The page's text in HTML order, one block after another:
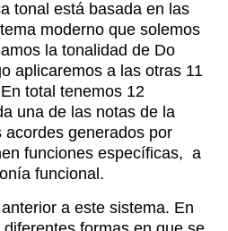
tonal está basada en las
moderno que solemos
la tonalidad de Do
aplicaremos a las otras 11
total tenemos 12
una de las notas de la
generados por
funciones específicas, a
funcional.
a este sistema. En